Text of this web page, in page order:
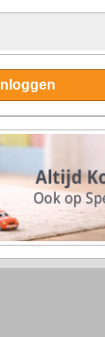
Inloggen